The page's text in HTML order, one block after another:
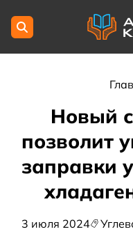
Новый
позволит
заправки
3 июля 2024